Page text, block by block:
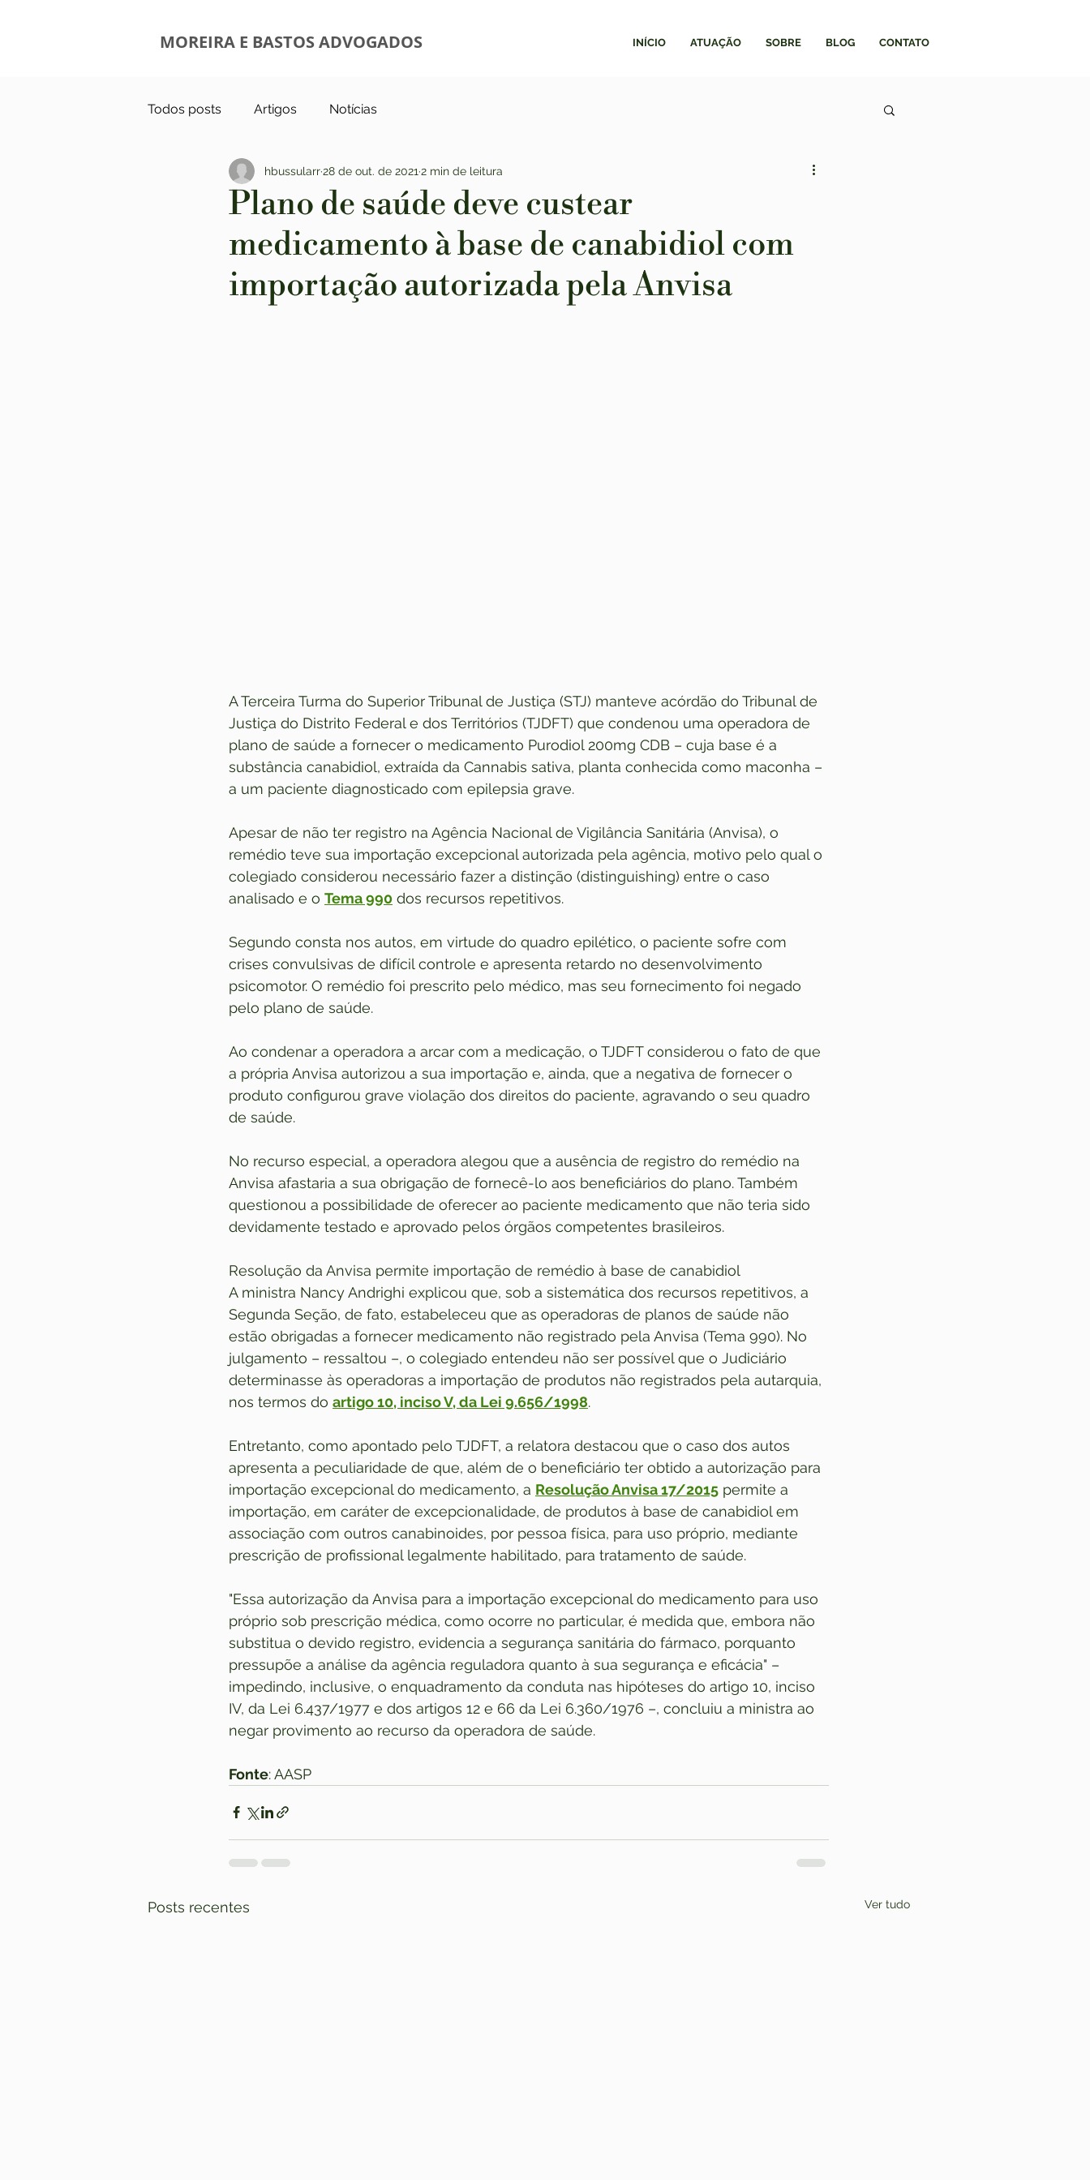
MOREIRA E BASTOS ADVOGADOS INÍCIO ATUAÇÃO SOBRE BLOG CONTATO
Todos posts Artigos Notícias
Plano de saúde deve custear
medicamento à base de canabidiol com
importação autorizada pela Anvisa
hbussularr28 de out. de 2021 2 min de leitura
A Terceira Turma do Superior Tribunal de Justiça (STJ) manteve acórdão do Tribunal de
Justiça do Distrito Federal e dos Territórios (TJDFT) que condenou uma operadora de
plano de saúde a fornecer o medicamento Purodiol 200mg CDB – cuja base é a
substância canabidiol, extraída da Cannabis sativa, planta conhecida como maconha –
a um paciente diagnosticado com epilepsia grave.
Apesar de não ter registro na Agência Nacional de Vigilância Sanitária (Anvisa), o
remédio teve sua importação excepcional autorizada pela agência, motivo pelo qual o
colegiado considerou necessário fazer a distinção (distinguishing) entre o caso
analisado e o Tema 990 dos recursos repetitivos.
Segundo consta nos autos, em virtude do quadro epilético, o paciente sofre com
crises convulsivas de difícil controle e apresenta retardo no desenvolvimento
psicomotor. O remédio foi prescrito pelo médico, mas seu fornecimento foi negado
pelo plano de saúde.
Ao condenar a operadora a arcar com a medicação, o TJDFT considerou o fato de que
a própria Anvisa autorizou a sua importação e, ainda, que a negativa de fornecer o
produto configurou grave violação dos direitos do paciente, agravando o seu quadro
de saúde.
No recurso especial, a operadora alegou que a ausência de registro do remédio na
Anvisa afastaria a sua obrigação de fornecê-lo aos beneficiários do plano. Também
questionou a possibilidade de oferecer ao paciente medicamento que não teria sido
devidamente testado e aprovado pelos órgãos competentes brasileiros.
Resolução da Anvisa permite importação de remédio à base de canabidiol
A ministra Nancy Andrighi explicou que, sob a sistemática dos recursos repetitivos, a
Segunda Seção, de fato, estabeleceu que as operadoras de planos de saúde não
estão obrigadas a fornecer medicamento não registrado pela Anvisa (Tema 990). No
julgamento – ressaltou –, o colegiado entendeu não ser possível que o Judiciário
determinasse às operadoras a importação de produtos não registrados pela autarquia,
nos termos do artigo 10, inciso V, da Lei 9.656/1998.
Entretanto, como apontado pelo TJDFT, a relatora destacou que o caso dos autos
apresenta a peculiaridade de que, além de o beneficiário ter obtido a autorização para
importação excepcional do medicamento, a Resolução Anvisa 17/2015 permite a
importação, em caráter de excepcionalidade, de produtos à base de canabidiol em
associação com outros canabinoides, por pessoa física, para uso próprio, mediante
prescrição de profissional legalmente habilitado, para tratamento de saúde.
"Essa autorização da Anvisa para a importação excepcional do medicamento para uso
próprio sob prescrição médica, como ocorre no particular, é medida que, embora não
substitua o devido registro, evidencia a segurança sanitária do fármaco, porquanto
pressupõe a análise da agência reguladora quanto à sua segurança e eficácia" –
impedindo, inclusive, o enquadramento da conduta nas hipóteses do artigo 10, inciso
IV, da Lei 6.437/1977 e dos artigos 12 e 66 da Lei 6.360/1976 –, concluiu a ministra ao
negar provimento ao recurso da operadora de saúde.
Fonte: AASP
Posts recentes Ver tudo